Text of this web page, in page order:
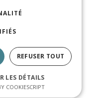
REFUSER TOUT
LES DÉTAILS
COOKIESCRIPT